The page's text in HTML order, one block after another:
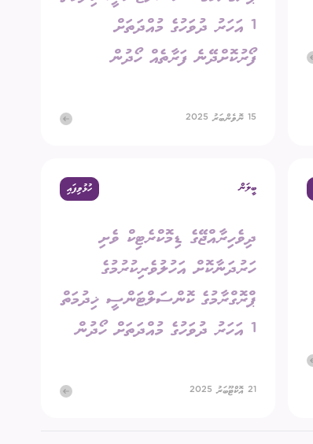
1 އަހަރު ދުވަހުގެ މުއްދަތަށް
ފޯރުކޮށްދޭނެ ފަރާތެއް ހޯދުން
15 ނޮވެންބަރު 2025
ބީލަން ހުޅުވިފައި
ދިވެހިރާއްޖޭގެ ޑިމޮކްރެޓިކް ވެށި
ހަރުދަނާކޮށް އަހުލުވެރިކުރުމުގެ
ޕްރޮގްރާމުގެ ކޮންސަލްޓަންސީ ޚިދުމަތް
1 އަހަރު ދުވަހުގެ މުއްދަތަށް ހޯދުން
21 އޮކްޓޫބަރު 2025